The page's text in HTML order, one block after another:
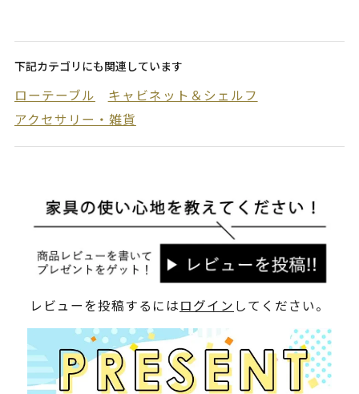
下記カテゴリにも関連しています
ローテーブル
キャビネット＆シェルフ
アクセサリー・雑貨
レビューを投稿するにはログイン してください。